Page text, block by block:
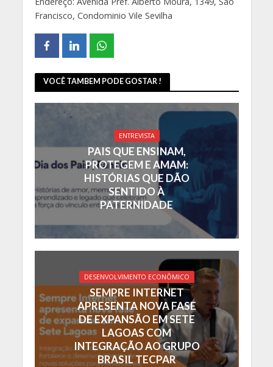
Francisco, Condominio Vile Sevilha
VOCÊ TAMBEM PODE GOSTAR !
ENTREVISTA
PAIS QUE ENSINAM,
PROTEGEM E AMAM:
HISTÓRIAS QUE DÃO
SENTIDO À
PATERNIDADE
DESENVOLVIMENTO ECONÔMICO
SEMPRE INTERNET
APRESENTA NOVA FASE
DE EXPANSÃO EM SETE
LAGOAS COM
INTEGRAÇÃO AO GRUPO
BRASIL TECPAR